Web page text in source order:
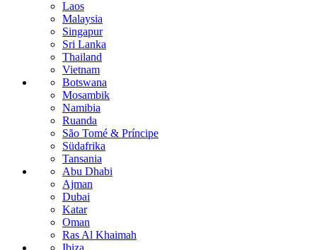
Laos
Malaysia
Singapur
Sri Lanka
Thailand
Vietnam
Botswana
Mosambik
Namibia
Ruanda
São Tomé & Príncipe
Südafrika
Tansania
Abu Dhabi
Ajman
Dubai
Katar
Oman
Ras Al Khaimah
Ibiza